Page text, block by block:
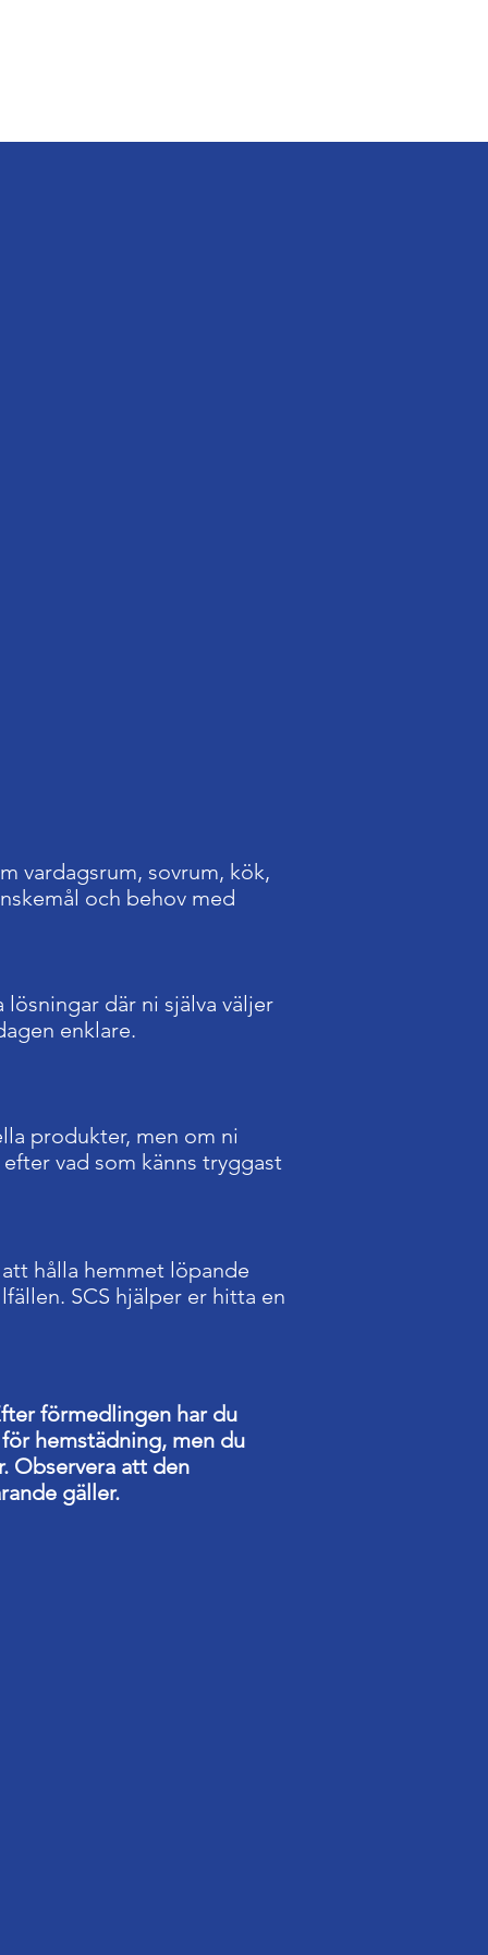
vardagsrum, sovrum, kök,
och behov med
där ni själva väljer
enklare.
produkter, men om ni
vad som känns tryggast
hålla hemmet löpande
SCS hjälper er hitta en
förmedlingen har du
hemstädning, men du
Observera att den
gäller.